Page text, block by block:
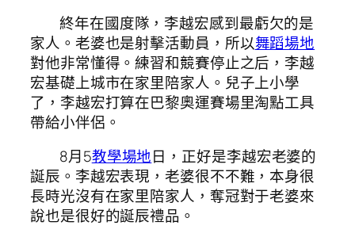
終年在國度隊，李越宏感到最虧欠的是
家人。老婆也是射擊活動員，所以舞蹈場地
對他非常懂得。練習和競賽停止之后，李越
宏基礎上城市在家里陪家人。兒子上小學
了，李越宏打算在巴黎奧運賽場里淘點工具
帶給小伴侶。
8月5教學場地日，正好是李越宏老婆的
誕辰。李越宏表現，老婆很不不難，本身很
長時光沒有在家里陪家人，奪冠對于老婆來
說也是很好的誕辰禮品。